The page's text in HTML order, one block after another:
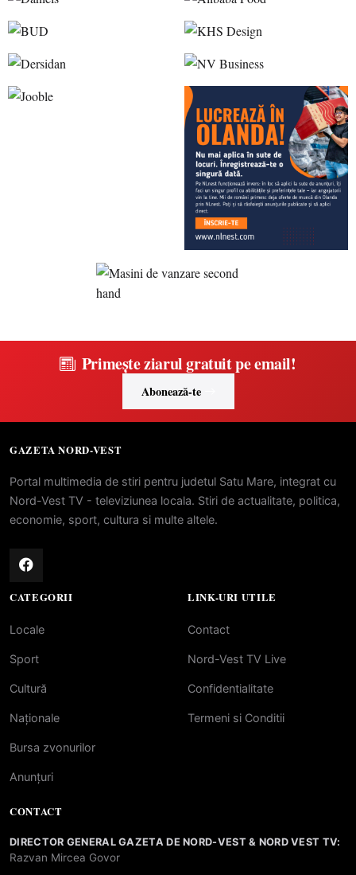
Primește ziarul gratuit pe email!
Abonează-te
GAZETA NORD-VEST
Portal multimedia de stiri pentru judetul Satu Mare, integrat cu
Nord-Vest TV - televiziunea locala. Stiri de actualitate, politica,
economie, sport, cultura si multe altele.
CATEGORII
Locale
Sport
Cultură
Naționale
Bursa zvonurilor
Anunțuri
LINK-URI UTILE
Contact
Nord-Vest TV Live
Confidentialitate
Termeni si Conditii
CONTACT
DIRECTOR GENERAL GAZETA DE NORD-VEST & NORD VEST TV:
Razvan Mircea Govor